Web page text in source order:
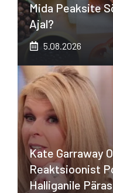
Mida Peaksite
Ajal?
5.08.2026
Kate Garraway
Reaktsioonist
Halliganile